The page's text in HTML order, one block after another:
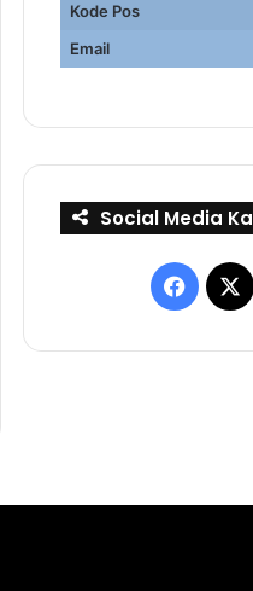
Kode Pos
Email
Social Media
X